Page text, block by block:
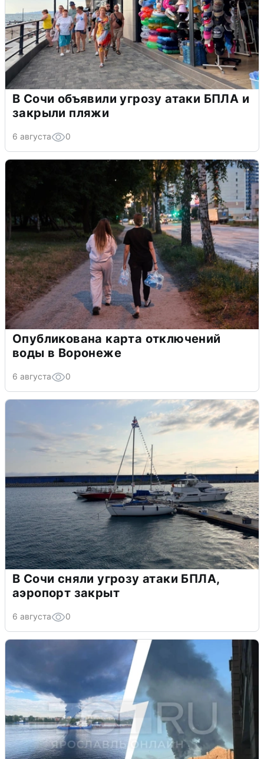
В Сочи объявили угрозу атаки БПЛА и
закрыли пляжи
6 августа 0
Опубликована карта отключений
воды в Воронеже
6 августа 0
В Сочи сняли угрозу атаки БПЛА,
аэропорт закрыт
6 августа 0